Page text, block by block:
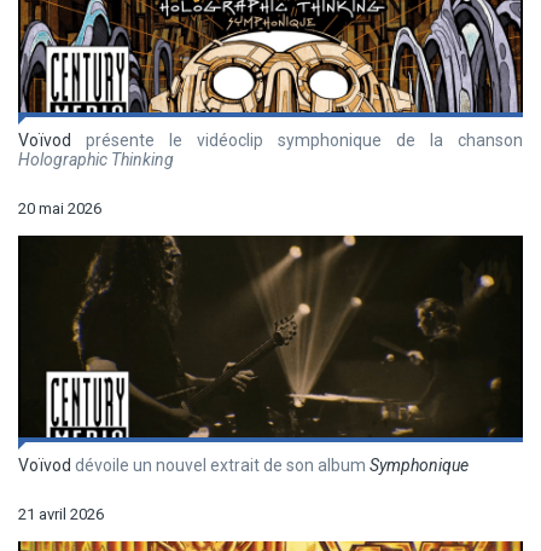
Voïvod
présente le vidéoclip symphonique de la chanson
Holographic Thinking
20 mai 2026
Voïvod dévoile un nouvel extrait de son album Symphonique
21 avril 2026